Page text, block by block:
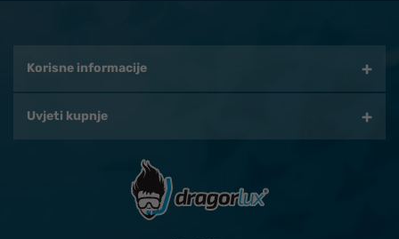
Korisne informacije
Uvjeti kupnje